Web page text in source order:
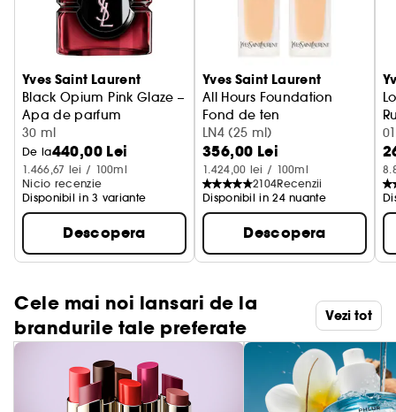
Yves Saint Laurent
Black Opium Pink Glaze –
Apa de parfum
30 ml
De la440,00 Lei
1.466,67 lei / 100ml
Nicio recenzie
Disponibil in 3 variante
Descopera
Yves Saint Laurent
All Hours Foundation
Fond de ten
LN4 (25 ml)
356,00 Lei
1.424,00 lei / 100ml
2104Recenzii
Disponibil in 24 nuante
Descopera
Cele mai noi lansari de la
brandurile tale preferate
Vezi tot